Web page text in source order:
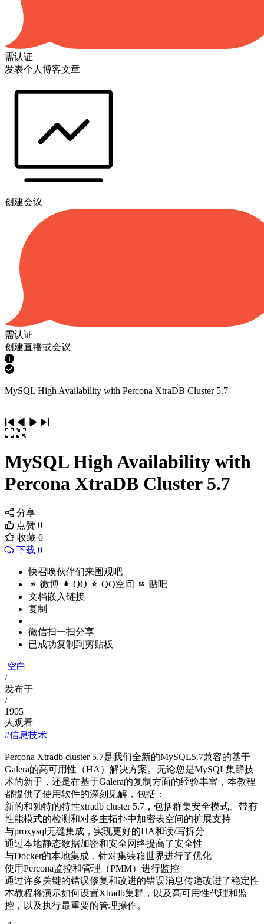
需认证
发表个人博客文章
创建会议
需认证
创建直播或会议
MySQL High Availability with Percona XtraDB Cluster 5.7
MySQL High Availability with
Percona XtraDB Cluster 5.7
分享
点赞 0
收藏 0
下载 0
快召唤伙伴们来围观吧
微博 QQ QQ空间 贴吧
文档嵌入链接
复制
微信扫一扫分享
已成功复制到剪贴板
空白
/
发布于
/
1905
人观看
#信息技术
Percona Xtradb cluster 5.7是我们全新的MySQL5.7兼容的基于
Galera的高可用性（HA）解决方案。无论您是MySQL集群技
术的新手，还是在基于Galera的复制方面的经验丰富，本教程
都提供了使用软件的深刻见解，包括：
新的和独特的特性xtradb cluster 5.7，包括群集安全模式、带有
性能模式的检测和对多主拓扑中加密表空间的扩展支持
与proxysql无缝集成，实现更好的HA和读/写拆分
通过本地静态数据加密和安全网络提高了安全性
与Docker的本地集成，针对集装箱世界进行了优化
使用Percona监控和管理（PMM）进行监控
通过许多关键的错误修复和改进的错误消息传递改进了稳定性
本教程将演示如何设置Xtradb集群，以及高可用性代理和监
控，以及执行最重要的管理操作。